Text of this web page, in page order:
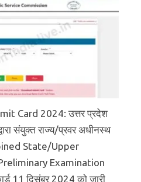
Card 2024: उत्तर प्रदेश
संयुक्त राज्य/प्रवर अधीनस्थ
State/Upper
Examination
11 दिसंबर 2024 को जारी